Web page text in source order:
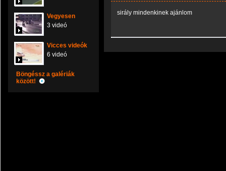
Vegyesen
3 videó
Vicces videók
6 videó
Böngéssz a galériák
között!
sirály mindenkinek ajánlom